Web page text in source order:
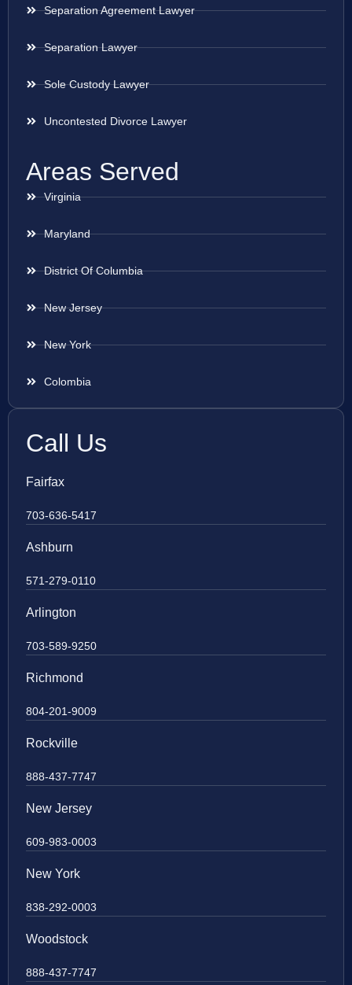
Separation Agreement Lawyer
Separation Lawyer
Sole Custody Lawyer
Uncontested Divorce Lawyer
Areas Served
Virginia
Maryland
District Of Columbia
New Jersey
New York
Colombia
Call Us
Fairfax
703-636-5417
Ashburn
571-279-0110
Arlington
703-589-9250
Richmond
804-201-9009
Rockville
888-437-7747
New Jersey
609-983-0003
New York
838-292-0003
Woodstock
888-437-7747